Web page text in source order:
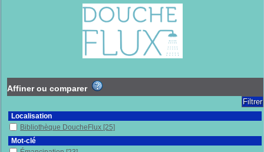
Affiner ou comparer
Localisation
Bibliothèque DoucheFlux [25]
Mot-clé